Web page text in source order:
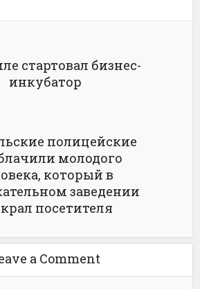
стартовал бизнес-
инкубатор
полицейские
молодого
который в
заведении
посетителя
a Comment